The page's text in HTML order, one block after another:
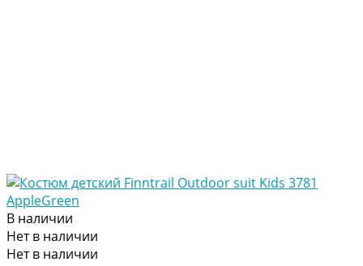
В наличии
Нет в наличии
Нет в наличии